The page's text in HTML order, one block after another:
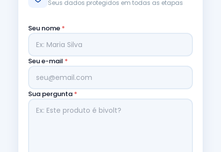
Seus dados protegidos em todas as etapas
Seu nome *
Seu e-mail *
Sua pergunta *